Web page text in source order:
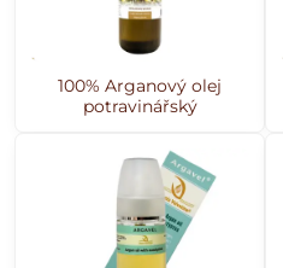
100% Arganový olej
potravinářský